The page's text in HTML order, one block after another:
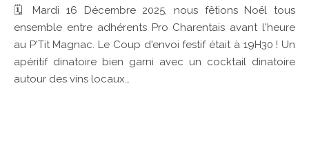
🗓 Mardi 16 Décembre 2025, nous fêtions Noël tous
ensemble entre adhérents Pro Charentais avant l'heure
au P'Tit Magnac. Le Coup d'envoi festif était à 19H30 ! Un
apéritif dinatoire bien garni avec un cocktail dinatoire
autour des vins locaux…